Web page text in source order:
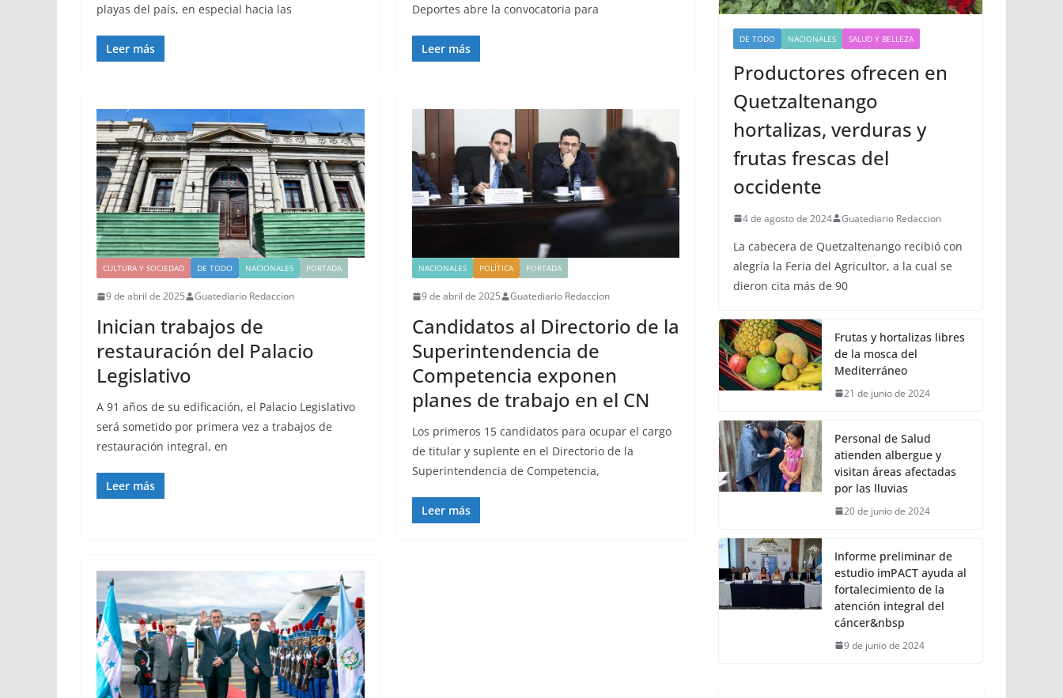
playas del país, en especial hacia las
Leer más
Deportes abre la convocatoria para
Leer más
CULTURA Y SOCIEDAD DE TODO NACIONALES PORTADA
9 de abril de 2025 Guatediario Redaccion
Inician trabajos de
restauración del Palacio
Legislativo
A 91 años de su edificación, el Palacio Legislativo
será sometido por primera vez a trabajos de
restauración integral, en
Leer más
NACIONALES POLÍTICA PORTADA
9 de abril de 2025 Guatediario Redaccion
Candidatos al Directorio de la
Superintendencia de
Competencia exponen
planes de trabajo en el CN
Los primeros 15 candidatos para ocupar el cargo
de titular y suplente en el Directorio de la
Superintendencia de Competencia,
Leer más
DE TODO NACIONALES SALUD Y BELLEZA
Productores ofrecen en
Quetzaltenango
hortalizas, verduras y
frutas frescas del
occidente
4 de agosto de 2024 Guatediario Redaccion
La cabecera de Quetzaltenango recibió con
alegría la Feria del Agricultor, a la cual se
dieron cita más de 90
Frutas y hortalizas libres
de la mosca del
Mediterráneo
21 de junio de 2024
Personal de Salud
atienden albergue y
visitan áreas afectadas
por las lluvias
20 de junio de 2024
Informe preliminar de
estudio imPACT ayuda al
fortalecimiento de la
atención integral del
cáncer&nbsp
9 de junio de 2024